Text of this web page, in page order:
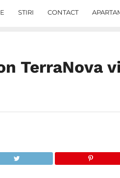
STIRI CONTACT
TerraNova